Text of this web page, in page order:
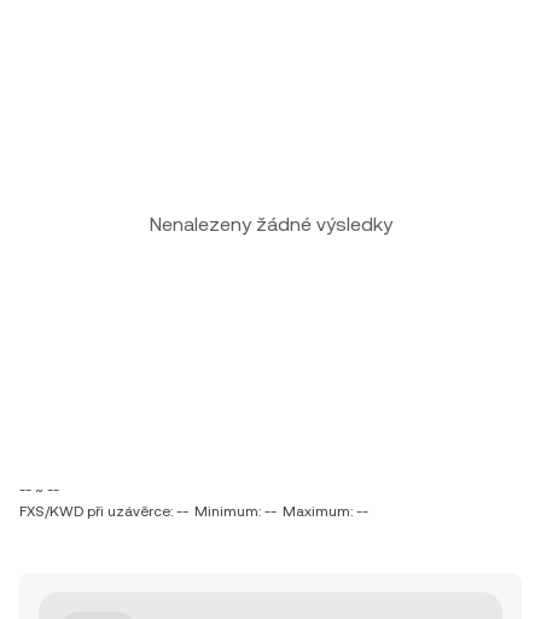
Nenalezeny žádné výsledky
-- ~ --
FXS/KWD při uzávěrce: -- Minimum: -- Maximum: --